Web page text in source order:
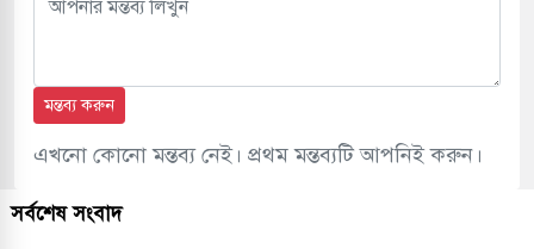
মন্তব্য করুন
এখনো কোনো মন্তব্য নেই। প্রথম মন্তব্যটি আপনিই করুন।
সর্বশেষ সংবাদ